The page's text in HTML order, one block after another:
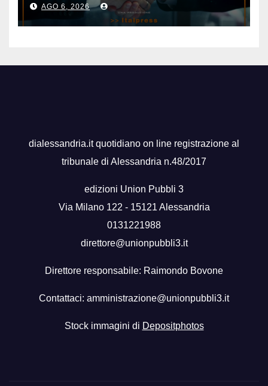
AGO 6, 2026
dialessandria.it quotidiano on line registrazione al
tribunale di Alessandria n.48/2017
edizioni Union Pubbli 3
Via Milano 122 - 15121 Alessandria
0131221988
direttore@unionpubbli3.it
Direttore responsabile: Raimondo Bovone
Contattaci: amministrazione@unionpubbli3.it
Stock immagini di Depositphotos